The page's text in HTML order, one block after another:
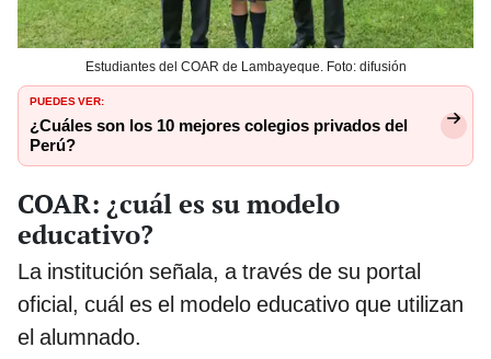
Estudiantes del COAR de Lambayeque. Foto: difusión
PUEDES VER:
¿Cuáles son los 10 mejores colegios privados del
Perú?
COAR: ¿cuál es su modelo
educativo?
La institución señala, a través de su portal
oficial, cuál es el modelo educativo que utilizan
el alumnado.